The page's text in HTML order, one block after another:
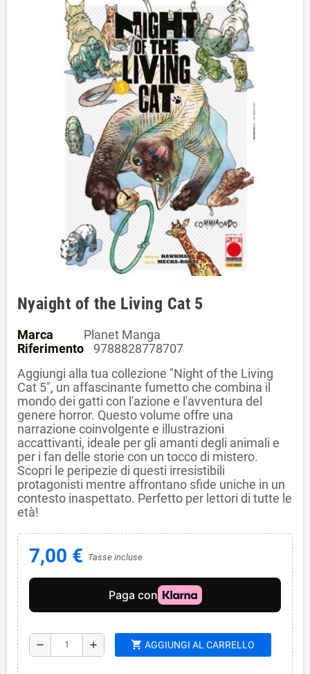
Nyaight of the Living Cat 5
Marca
Planet Manga
Riferimento
9788828778707
Aggiungi alla tua collezione "Night of the Living
Cat 5", un affascinante fumetto che combina il
mondo dei gatti con l'azione e l'avventura del
genere horror. Questo volume offre una
narrazione coinvolgente e illustrazioni
accattivanti, ideale per gli amanti degli animali e
per i fan delle storie con un tocco di mistero.
Scopri le peripezie di questi irresistibili
protagonisti mentre affrontano sfide uniche in un
contesto inaspettato. Perfetto per lettori di tutte le
età!
7,00 € Tasse incluse
remove add shopping_cart AGGIUNGI AL CARRELLO